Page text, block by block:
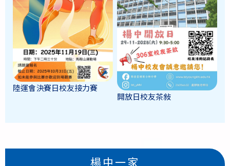
陸運會決賽日校友接力賽
開放日校友茶敍
楊中一家